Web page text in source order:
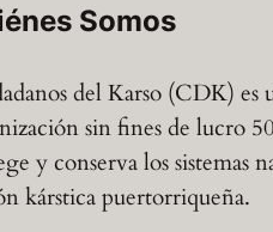
Somos
del Karso (CDK) es
sin fines de lucro
y conserva los sistemas
kárstica puertorriqueña.